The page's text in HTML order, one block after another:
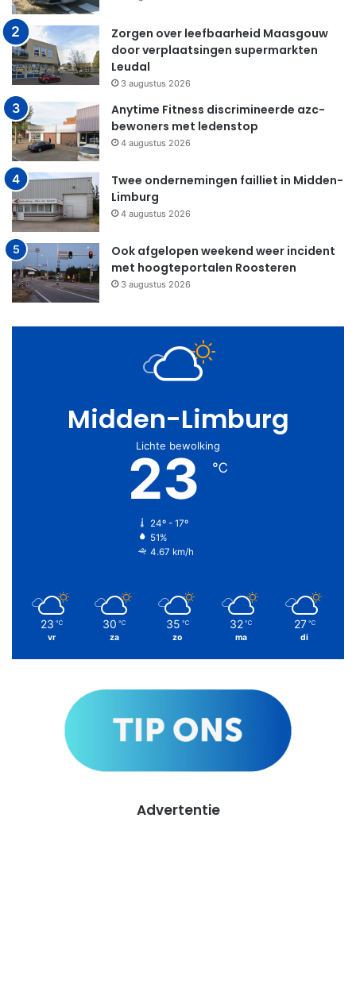
Zorgen over leefbaarheid Maasgouw
door verplaatsingen supermarkten
Leudal
3 augustus 2026
Anytime Fitness discrimineerde azc-
bewoners met ledenstop
4 augustus 2026
Twee ondernemingen failliet in Midden-
Limburg
4 augustus 2026
Ook afgelopen weekend weer incident
met hoogteportalen Roosteren
3 augustus 2026
Midden-Limburg
Lichte bewolking
23 ℃
24º - 17º
51%
4.67 km/h
23 ℃
vr
30 ℃
za
35 ℃
zo
32 ℃
ma
27 ℃
di
Advertentie